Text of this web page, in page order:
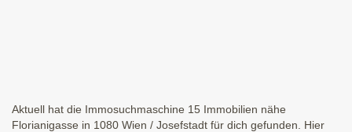
Aktuell hat die Immosuchmaschine 15 Immobilien nähe
Florianigasse in 1080 Wien / Josefstadt für dich gefunden. Hier